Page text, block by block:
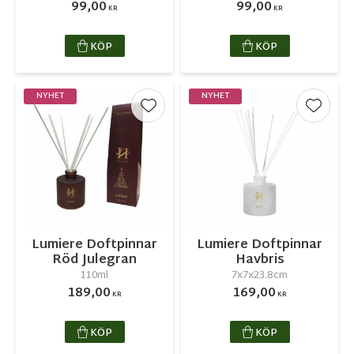
99,00KR
KÖP
99,00KR
KÖP
Lumiere Doftpinnar
Röd Julegran
110ml
189,00KR
NYHET
Lägg till i favoriter
KÖP
Lumiere Doftpinnar
Havbris
7x7x23.8cm
169,00KR
NYHET
Lägg
KÖP